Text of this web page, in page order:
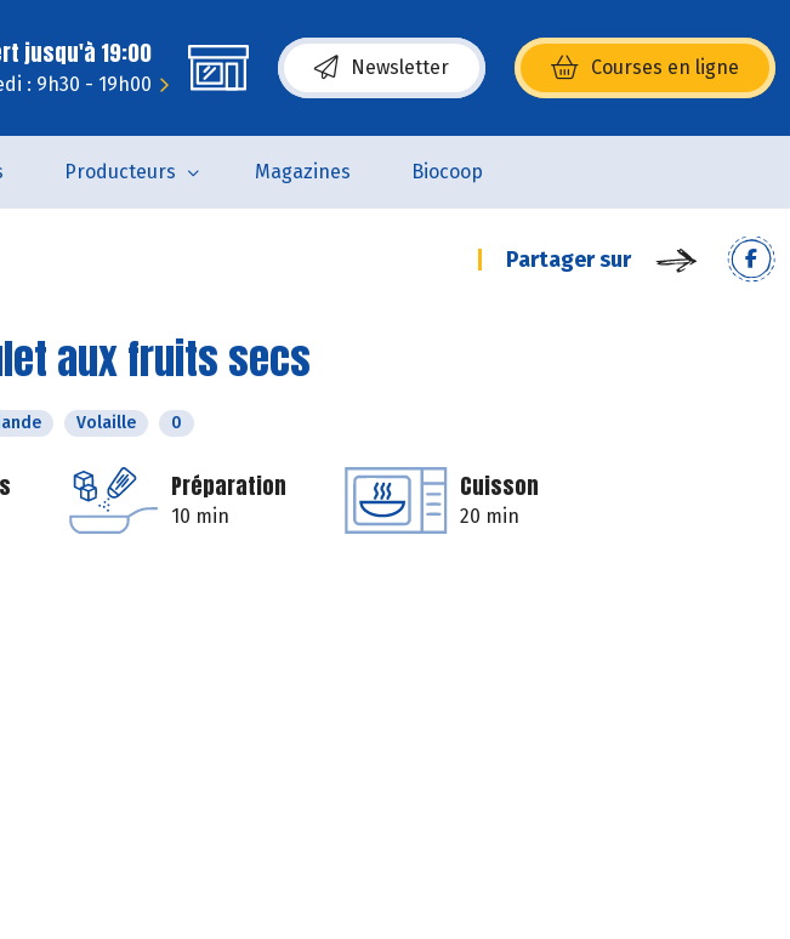
jusqu'à 19:00
: 9h30 - 19h00
Newsletter Courses en ligne
(s’ouvre dans une nouvelle fenêtre)
Producteurs Magazines Biocoop
Partager sur
aux fruits secs
Volaille 0
Préparation
10 min
Cuisson
20 min